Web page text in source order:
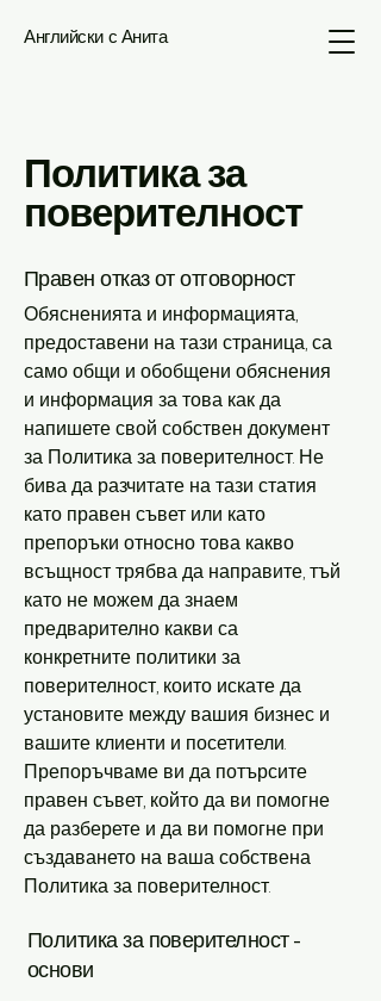
Английски с Анита
Политика за
поверителност
Правен отказ от отговорност
Обясненията и информацията,
предоставени на тази страница, са
само общи и обобщени обяснения
и информация за това как да
напишете свой собствен документ
за Политика за поверителност. Не
бива да разчитате на тази статия
като правен съвет или като
препоръки относно това какво
всъщност трябва да направите, тъй
като не можем да знаем
предварително какви са
конкретните политики за
поверителност, които искате да
установите между вашия бизнес и
вашите клиенти и посетители.
Препоръчваме ви да потърсите
правен съвет, който да ви помогне
да разберете и да ви помогне при
създаването на ваша собствена
Политика за поверителност.
Политика за поверителност -
основи